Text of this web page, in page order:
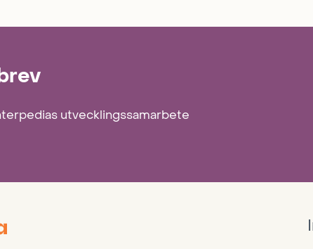
utvecklingssamarbete